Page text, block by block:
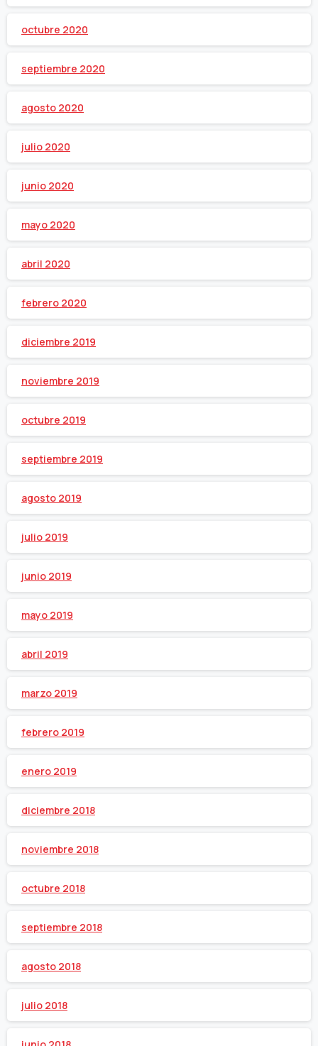
octubre 2020
septiembre 2020
agosto 2020
julio 2020
junio 2020
mayo 2020
abril 2020
febrero 2020
diciembre 2019
noviembre 2019
octubre 2019
septiembre 2019
agosto 2019
julio 2019
junio 2019
mayo 2019
abril 2019
marzo 2019
febrero 2019
enero 2019
diciembre 2018
noviembre 2018
octubre 2018
septiembre 2018
agosto 2018
julio 2018